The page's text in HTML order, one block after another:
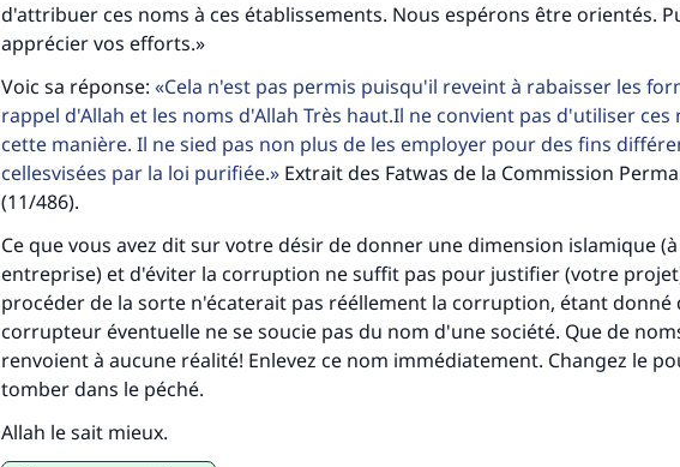
d'attribuer ces noms à ces établissements. Nous espérons être orientés.
apprécier vos efforts.»
Voic sa réponse:
Cela n'est pas permis puisqu'il reveint à rabaisser les
rappel d'Allah et les noms d'Allah Très haut.Il ne convient pas d'utiliser ces
cette manière. Il ne sied pas non plus de les employer pour des fins
cellesvisées par la loi purifiée.
Extrait des Fatwas de la Commission
(11/486).
Ce que vous avez dit sur votre désir de donner une dimension islamique
entreprise) et d'éviter la corruption ne suffit pas pour justifier (votre
procéder de la sorte n'écaterait pas rééllement la corruption, étant donné
corrupteur éventuelle ne se soucie pas du nom d'une société. Que de
renvoient à aucune réalité! Enlevez ce nom immédiatement. Changez le
tomber dans le péché.
Allah le sait mieux.